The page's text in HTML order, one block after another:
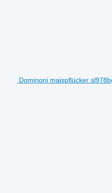
Dominoni maispflücker